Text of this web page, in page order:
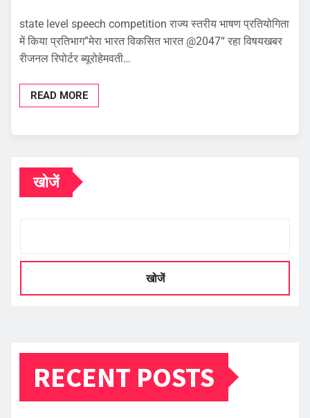
state level speech competition राज्य स्तरीय भाषण प्रतियोगिता
में किया प्रतिभाग”मेरा भारत विकसित भारत @2047“ रहा विषयखबर
रीजनल रिपोर्टर ब्यूरोहेमवती…
READ MORE
खोजें
खोजें
RECENT POSTS